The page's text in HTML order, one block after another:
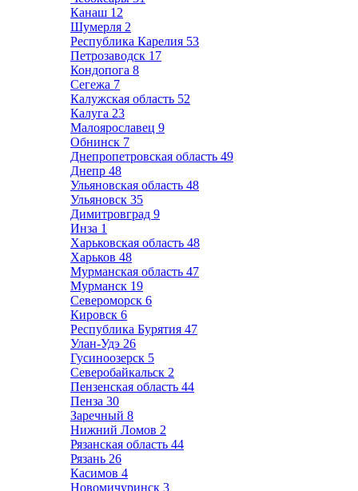
Канаш 12
Шумерля 2
Республика Карелия 53
Петрозаводск 17
Кондопога 8
Сегежа 7
Калужская область 52
Калуга 23
Малоярославец 9
Обнинск 7
Днепропетровская область 49
Днепр 48
Ульяновская область 48
Ульяновск 35
Димитровград 9
Инза 1
Харьковская область 48
Харьков 48
Мурманская область 47
Мурманск 19
Североморск 6
Кировск 6
Республика Бурятия 47
Улан-Удэ 26
Гусиноозерск 5
Северобайкальск 2
Пензенская область 44
Пенза 30
Заречный 8
Нижний Ломов 2
Рязанская область 44
Рязань 26
Касимов 4
Новомичуринск 3